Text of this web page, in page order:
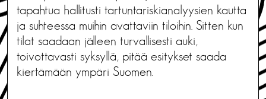
tapahtua hallitusti tartuntariskianalyysien kautta
ja suhteessa muihin avattaviin tiloihin. Sitten kun
tilat saadaan jälleen turvallisesti auki,
toivottavasti syksyllä, pitää esitykset saada
kiertämään ympäri Suomen.